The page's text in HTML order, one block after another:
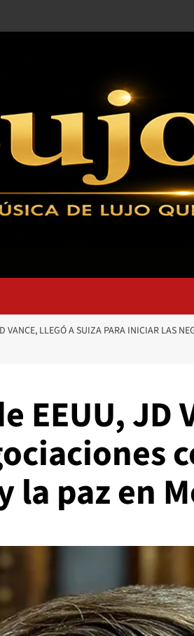
VANCE, LLEGÓ A SUIZA PARA INICIAR LAS
EEUU, JD
la paz en